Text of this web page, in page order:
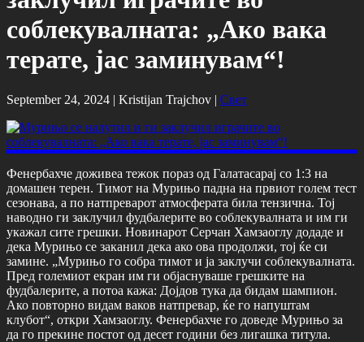
соблекувалната: „Ако вака
терате, јас заминувам“!
September 24, 2024 | Kristijan Trajchov | Свет
Фенербахче доживеа тежок пораз од Галатасарај со 1:3 на
домашен терен. Тимот на Мурињо падна на првиот голем тест
сезонава, а по натпреварот атмосферата била тензична. Тој
наводно ги заклучил фудбалерите во соблекувалната и им ги
укажал сите грешки. Новинарот Серчан Хамзаоглу додаде и
дека Мурињо се заканил дека ако ова продолжи, тој ќе си
замине. „Мурињо го собра тимот и ја заклучи соблекувалната.
Пред големиот екран им ги објаснуваше грешките на
фудбалерите, а потоа кажа: Дојдов тука да бидам шампион.
Ако повторно видам ваков натпревар, ќе го напуштам
клубот“, откри Хамзаоглу. Фенербахче го доведе Мурињо за
да го прекине постот од десет години без лигашка титула.